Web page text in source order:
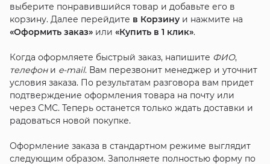
выберите понравившийся товар и добавьте его в
корзину. Далее перейдите в Корзинуи нажмите на
«Оформить заказ»или «Купить в 1 клик».
Когда оформляете быстрый заказ, напишите ФИО,
телефони e-mail. Вам перезвонит менеджер и уточнит
условия заказа. По результатам разговора вам придет
подтверждение оформления товара на почту или
через СМС. Теперь останется только ждать доставки и
радоваться новой покупке.
Оформление заказа в стандартном режиме выглядит
следующим образом. Заполняете полностью форму по